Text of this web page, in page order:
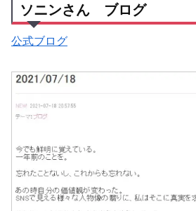
ソニンさん ブログ
公式ブログ